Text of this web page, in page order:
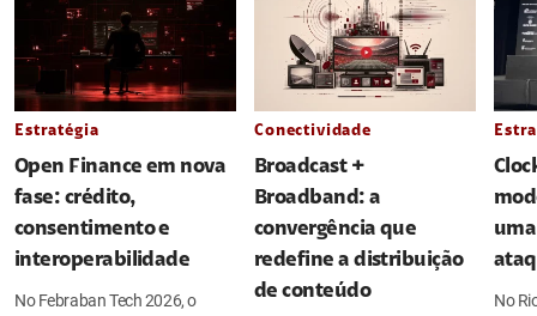
Estratégia
Open Finance em nova
fase: crédito,
consentimento e
interoperabilidade
No Febraban Tech 2026, o
Conectividade
Broadcast +
Broadband: a
convergência que
redefine a distribuição
de conteúdo
No